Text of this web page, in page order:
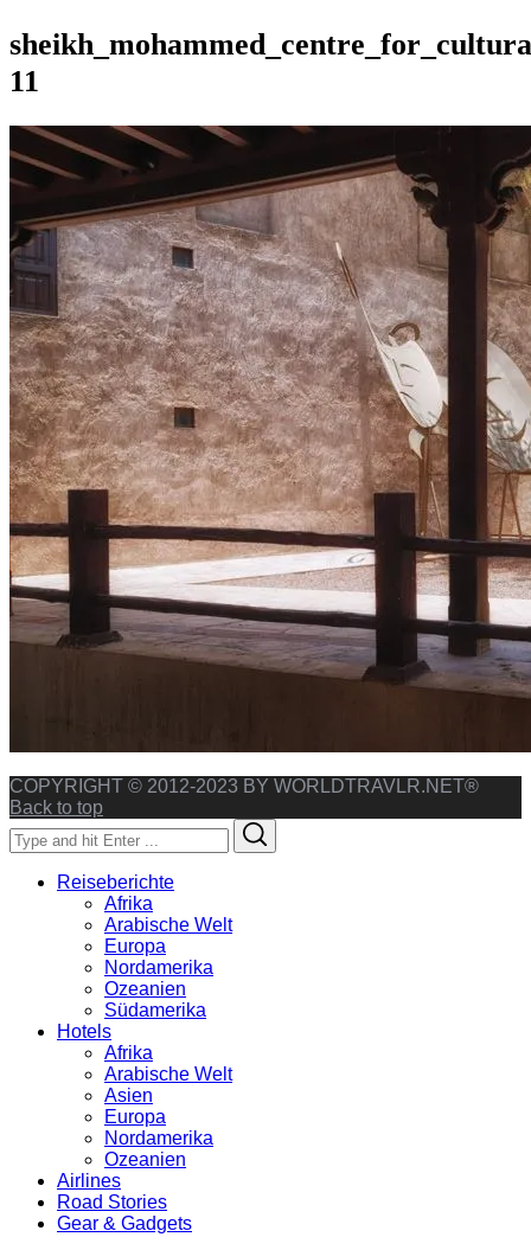
11
COPYRIGHT © 2012-2023 BY WORLDTRAVLR.NET®
Back to top
Search
for:
Reiseberichte
Afrika
Arabische Welt
Europa
Nordamerika
Ozeanien
Südamerika
Hotels
Afrika
Arabische Welt
Asien
Europa
Nordamerika
Ozeanien
Airlines
Road Stories
Gear & Gadgets